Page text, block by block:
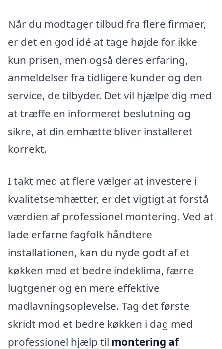
Når du modtager tilbud fra flere firmaer,
er det en god idé at tage højde for ikke
kun prisen, men også deres erfaring,
anmeldelser fra tidligere kunder og den
service, de tilbyder. Det vil hjælpe dig med
at træffe en informeret beslutning og
sikre, at din emhætte bliver installeret
korrekt.
I takt med at flere vælger at investere i
kvalitetsemhætter, er det vigtigt at forstå
værdien af professionel montering. Ved at
lade erfarne fagfolk håndtere
installationen, kan du nyde godt af et
køkken med et bedre indeklima, færre
lugtgener og en mere effektive
madlavningsoplevelse. Tag det første
skridt mod et bedre køkken i dag med
professionel hjælp til montering af